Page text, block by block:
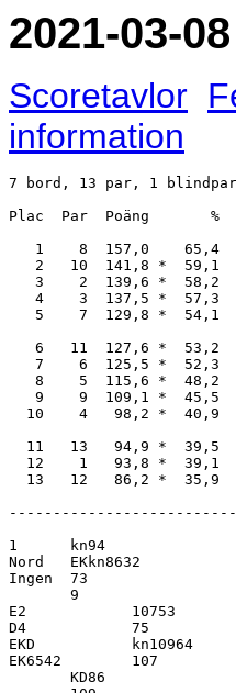
2021-03-
Scoretavlor
information
7 bord, 13 par, 1
Plac  Par  Poäng
1    8  157,0
2   10  141,8 *
3    2  139,6 *
4    3  137,5 *
5    7  129,8 *
6   11  127,6 *  53,2
7    6  125,5 *
8    5  115,6 *
9    9  109,1 *
10    4   98,2 *
11   13   94,9 *
12    1   93,8 *